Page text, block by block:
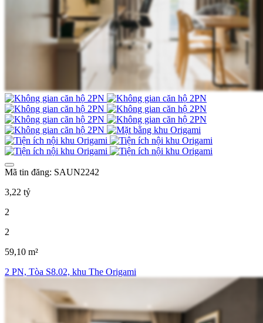
Mã tin đăng: SAUN2242
3,22 tỷ
2
2
59,10 m²
2 PN, Tòa S8.02, khu The Origami